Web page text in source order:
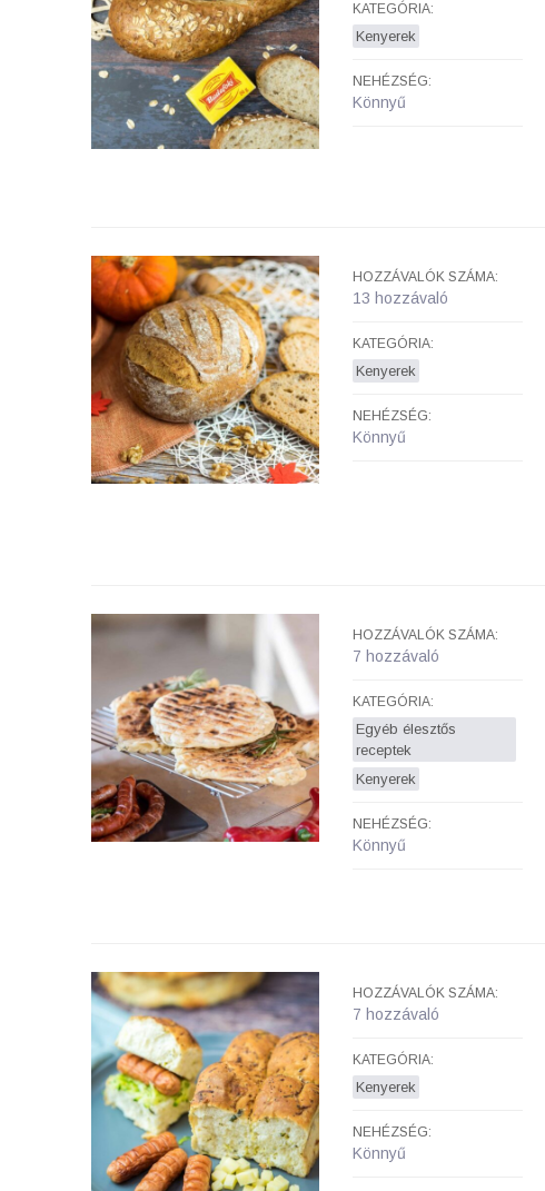
KATEGÓRIA:
Kenyerek
NEHÉZSÉG:
Könnyű
HOZZÁVALÓK SZÁMA:
13 hozzávaló
KATEGÓRIA:
Kenyerek
NEHÉZSÉG:
Könnyű
HOZZÁVALÓK SZÁMA:
7 hozzávaló
KATEGÓRIA:
Egyéb élesztős
receptek
Kenyerek
NEHÉZSÉG:
Könnyű
HOZZÁVALÓK SZÁMA:
7 hozzávaló
KATEGÓRIA:
Kenyerek
NEHÉZSÉG:
Könnyű